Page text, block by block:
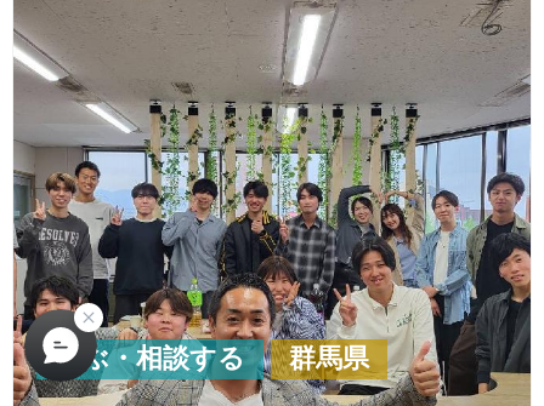
学ぶ・相談する 群馬県